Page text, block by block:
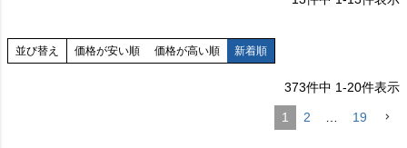
並び替え 価格が安い順 価格が高い順 新着順
373件中 1-20件表示
1 2 … 19